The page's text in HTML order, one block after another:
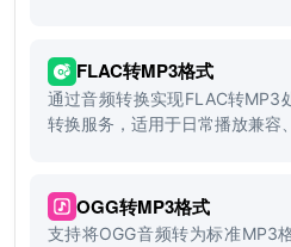
FLAC转MP3格式
通过音频转换实现FLAC转MP3
转换服务，适用于日常播放兼容
OGG转MP3格式
支持将OGG音频转为标准MP3